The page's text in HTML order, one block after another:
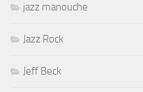
jazz manouche
Jazz Rock
Jeff Beck